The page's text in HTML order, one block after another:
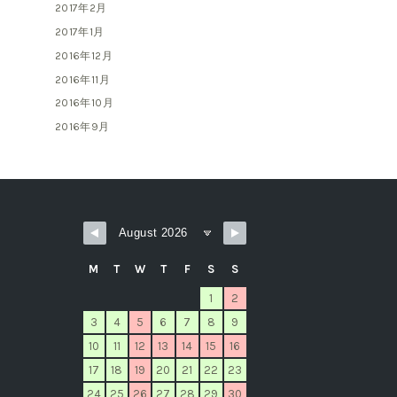
2017年2月
2017年1月
2016年12月
2016年11月
2016年10月
2016年9月
M T W T F S S
1
2
3
4 5 6 7 8
9
10
11 12 13 14 15
16
17
18 19 20 21 22
23
24
25 26 27 28 29 30